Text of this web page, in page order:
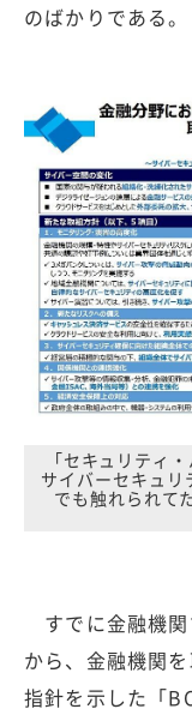
のばかりである。
「セキュリティ
サイバーセキュリ
でも触れられて
すでに金融機
から、金融機関
指針を示した「